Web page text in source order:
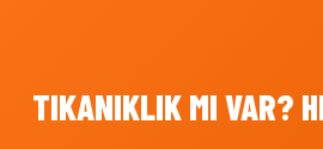
TIKANIKLIK MI VAR?